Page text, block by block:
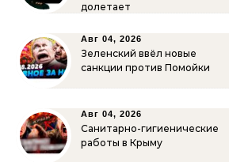
долетает
Авг 04, 2026
Зеленский ввёл новые
санкции против Помойки
Авг 04, 2026
Санитарно-гигиенические
работы в Крыму